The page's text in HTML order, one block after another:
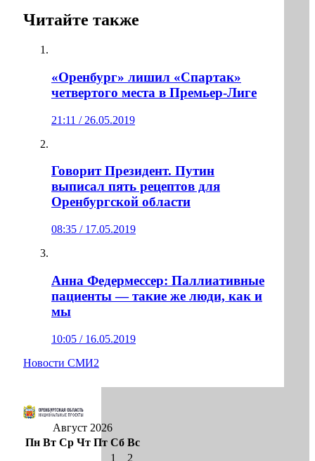
Читайте также
«Оренбург» лишил «Спартак»
четвертого места в Премьер-Лиге
21:11 / 26.05.2019
Говорит Президент. Путин
выписал пять рецептов для
Оренбургской области
08:35 / 17.05.2019
Анна Федермессер: Паллиативные
пациенты — такие же люди, как и
мы
10:05 / 16.05.2019
Новости СМИ2
Август 2026
Пн Вт Ср Чт Пт Сб Вс
1
2